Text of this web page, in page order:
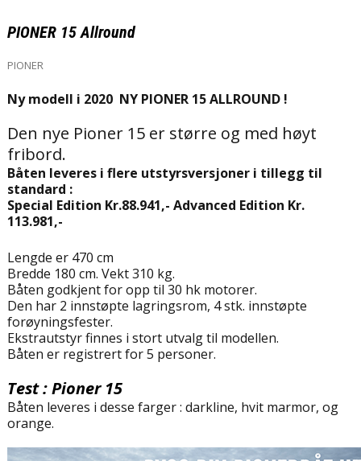
PIONER 15 Allround
PIONER
Ny modell i 2020 NY PIONER 15 ALLROUND !
Den nye Pioner 15 er større og med høyt
fribord.
Båten leveres i flere utstyrsversjoner i tillegg til
standard :
Special Edition Kr.88.941,- Advanced Edition Kr.
113.981,-
Lengde er 470 cm
Bredde 180 cm. Vekt 310 kg.
Båten godkjent for opp til 30 hk motorer.
Den har 2 innstøpte lagringsrom, 4 stk. innstøpte
forøyningsfester.
Ekstrautstyr finnes i stort utvalg til modellen.
Båten er registrert for 5 personer.
Test : Pioner 15
Båten leveres i desse farger : darkline, hvit marmor, og
orange.